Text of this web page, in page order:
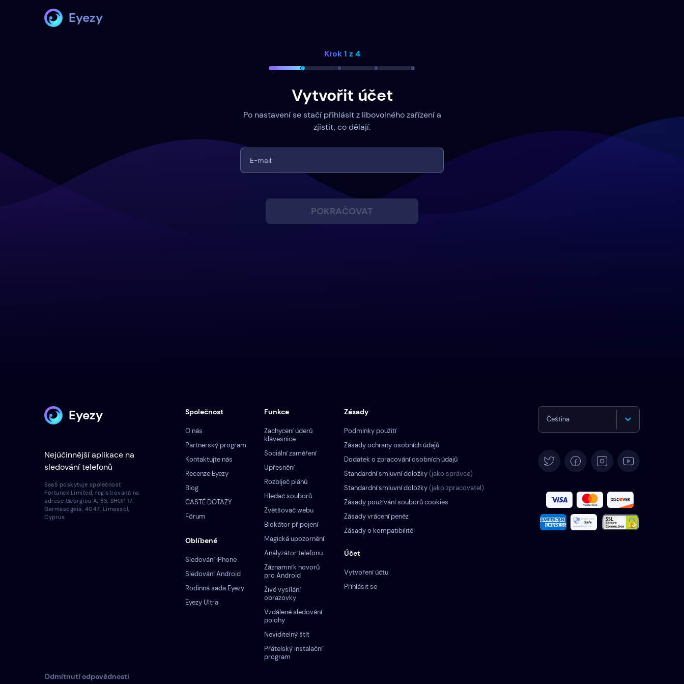
Eyezy
Krok 1 z 4
Vytvořit účet
Po nastavení se stačí přihlásit z libovolného zařízení a
zjistit, co dělají.
POKRAČOVAT
Eyezy
Nejúčinnější aplikace na
sledování telefonů
Společnost
O nás
Partnerský program
Kontaktujte nás
Recenze Eyezy
Blog
ČASTÉ DOTAZY
Fórum
Oblíbené
Sledování iPhone
Sledování Android
Rodinná sada Eyezy
Eyezy Ultra
Účet
Vytvoření účtu
Přihlásit se
Zásady
Podmínky použití
Zásady ochrany osobních údajů
Dodatek o zpracování osobních údajů
Standardní smluvní doložky(jako správce)
Standardní smluvní doložky(jako zpracovatel)
Zásady používání souborů cookies
Zásady vrácení peněz
Zásady o kompatibilitě
Funkce
Zachycení úderů
klávesnice
Sociální zaměření
Upřesnění
Rozbíječ plánů
Hledač souborů
Zvětšovač webu
Blokátor připojení
Magická upozornění
Analyzátor telefonu
Záznamník hovorů
pro Android
Živé vysílání
obrazovky
Vzdálené sledování
polohy
Neviditelný štít
Přátelský instalační
program
Čeština
Español
Français
SaaS poskytuje společnost
Fortunex Limited, registrovaná na
adrese Georgiou A, 83, SHOP 17,
Germasogeia, 4047, Limassol,
Cyprus
Odmítnutí odpovědnosti